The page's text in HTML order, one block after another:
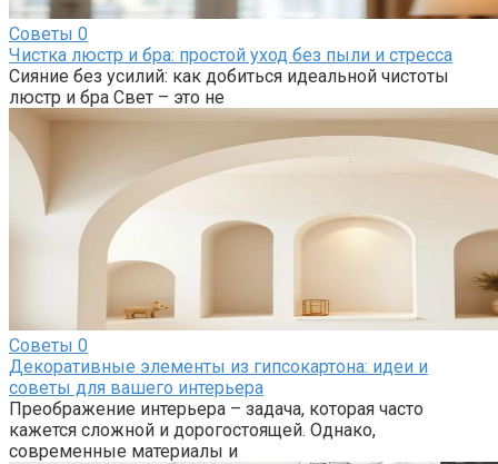
Советы 0
Чистка люстр и бра: простой уход без пыли и стресса
Сияние без усилий: как добиться идеальной чистоты
люстр и бра Свет – это не
Советы 0
Декоративные элементы из гипсокартона: идеи и
советы для вашего интерьера
Преображение интерьера – задача, которая часто
кажется сложной и дорогостоящей. Однако,
современные материалы и